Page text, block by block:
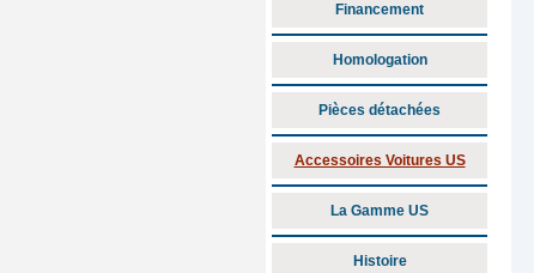
Financement
Homologation
Pièces détachées
Accessoires Voitures US
La Gamme US
Histoire